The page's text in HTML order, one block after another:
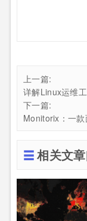
上一篇:
详解Linux运维
下一篇:
Monitorix：一
相关文